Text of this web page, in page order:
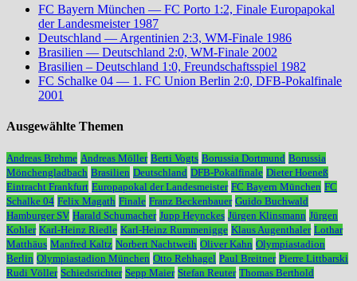
FC Bayern München — FC Porto 1:2, Finale Europapokal
der Landesmeister 1987
Deutschland — Argentinien 2:3, WM-Finale 1986
Brasilien — Deutschland 2:0, WM-Finale 2002
Brasilien – Deutschland 1:0, Freundschaftsspiel 1982
FC Schalke 04 — 1. FC Union Berlin 2:0, DFB-Pokalfinale
2001
Ausgewählte Themen
Andreas Brehme Andreas Möller Berti Vogts Borussia Dortmund Borussia
Mönchengladbach Brasilien Deutschland DFB-Pokalfinale Dieter Hoeneß
Eintracht Frankfurt Europapokal der Landesmeister FC Bayern München FC
Schalke 04 Felix Magath Finale Franz Beckenbauer Guido Buchwald
Hamburger SV Harald Schumacher Jupp Heynckes Jürgen Klinsmann Jürgen
Kohler Karl-Heinz Riedle Karl-Heinz Rummenigge Klaus Augenthaler Lothar
Matthäus Manfred Kaltz Norbert Nachtweih Oliver Kahn Olympiastadion
Berlin Olympiastadion München Otto Rehhagel Paul Breitner Pierre Littbarski
Rudi Völler Schiedsrichter Sepp Maier Stefan Reuter Thomas Berthold